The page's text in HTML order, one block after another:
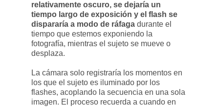
relativamente oscuro, se dejaría un
tiempo largo de exposición y el flash se
dispararía a modo de ráfaga durante el
tiempo que estemos exponiendo la
fotografía, mientras el sujeto se mueve o
desplaza.
La cámara solo registraría los momentos en
los que el sujeto es iluminado por los
flashes, acoplando la secuencia en una sola
imagen. El proceso recuerda a cuando en